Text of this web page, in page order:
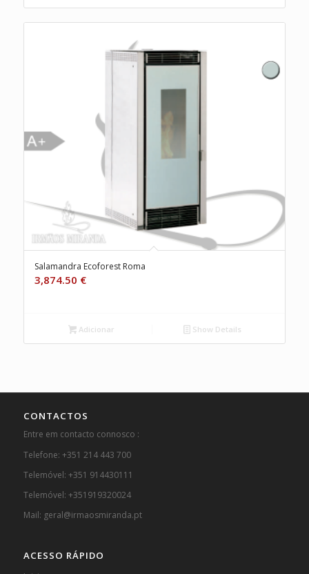
Salamandra Ecoforest Roma
3,874.50 €
Adicionar Show Details
CONTACTOS
Entre em contacto connosco :
Telefone: +351 214 443 700
Telemóvel: +351 914430111
Telemóvel: +351919320024
Mail: geral@irmaosmiranda.pt
ACESSO RÁPIDO